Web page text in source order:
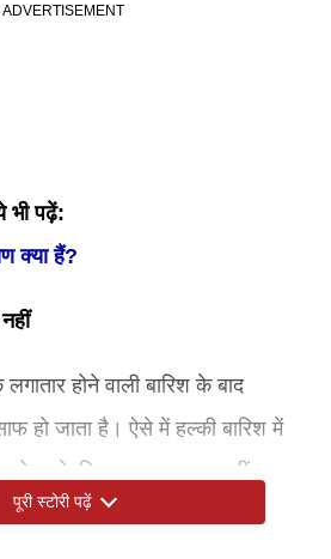
भी पढ़ें:
क्या हैं?
होने वाली बारिश के बाद
हो जाता है। ऐसे में हल्की बारिश में
सेहत के लिए नुकसानदायक नहीं माना
तक भीगते रहने से शरीर का तापमान
पूरी स्टोरी पढ़ें